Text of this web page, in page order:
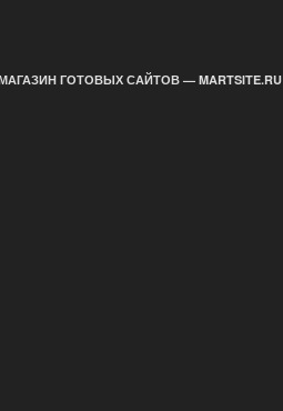
ГОТОВЫХ САЙТОВ — MARTSITE.RU